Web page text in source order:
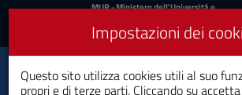
MIUR
Accedi
MUR- Ministero dell'Università e
Accedi UniCA News
Toggle Università degli
Impostazioni dei
Questo sito utilizza cookies utili al suo
propri e di terze parti. Cliccando su